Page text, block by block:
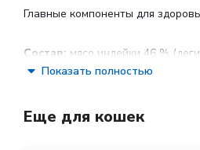
Главные компоненты для
Состав: мясо индейки 46 %
гороховый протеин, ячмень,
мидия, календула, льняное
Показать полностью
Еще для кошек